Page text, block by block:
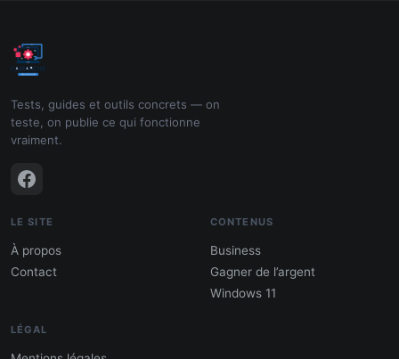
Tests, guides et outils concrets — on
teste, on publie ce qui fonctionne
vraiment.
LE SITE
À propos
Contact
CONTENUS
Business
Gagner de l’argent
Windows 11
LÉGAL